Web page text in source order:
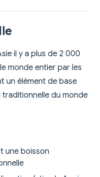
il y a plus de 2 000
monde entier par les
un élément de base
traditionnelle du monde
une boisson